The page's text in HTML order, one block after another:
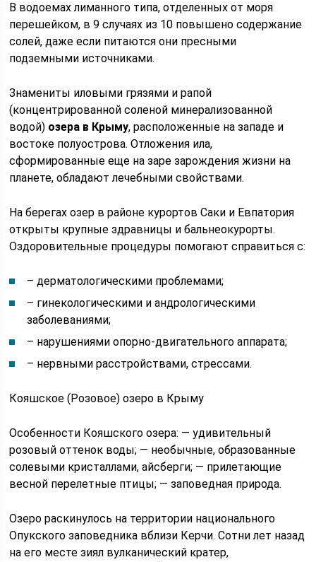
В водоемах лиманного типа, отделенных от моря
перешейком, в 9 случаях из 10 повышено содержание
солей, даже если питаются они пресными
подземными источниками.
Знамениты иловыми грязями и рапой
(концентрированной соленой минерализованной
водой) озера в Крыму, расположенные на западе и
востоке полуострова. Отложения ила,
сформированные еще на заре зарождения жизни на
планете, обладают лечебными свойствами.
На берегах озер в районе курортов Саки и Евпатория
открыты крупные здравницы и бальнеокурорты.
Оздоровительные процедуры помогают справиться с:
– дерматологическими проблемами;
– гинекологическими и андрологическими
заболеваниями;
– нарушениями опорно-двигательного аппарата;
– нервными расстройствами, стрессами.
Кояшское (Розовое) озеро в Крыму
Особенности Кояшского озера: — удивительный
розовый оттенок воды; — необычные, образованные
солевыми кристаллами, айсберги; — прилетающие
весной перелетные птицы; — заповедная природа.
Озеро раскинулось на территории национального
Опукского заповедника вблизи Керчи. Сотни лет назад
на его месте зиял вулканический кратер,